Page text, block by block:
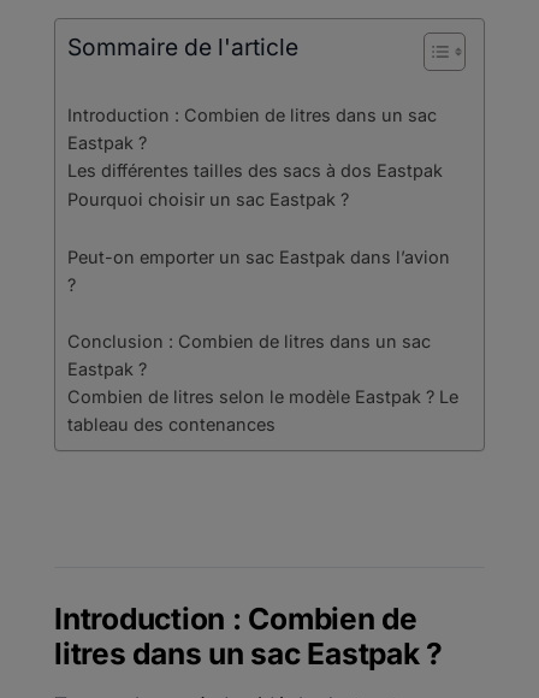
Sommaire de l'article
Introduction : Combien de litres dans un sac
Eastpak ?
Les différentes tailles des sacs à dos Eastpak
Pourquoi choisir un sac Eastpak ?
Peut-on emporter un sac Eastpak dans l’avion
?
Conclusion : Combien de litres dans un sac
Eastpak ?
Combien de litres selon le modèle Eastpak ? Le
tableau des contenances
Introduction : Combien de
litres dans un sac Eastpak ?